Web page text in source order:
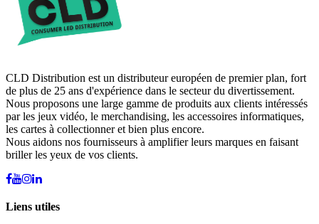
CLD Distribution est un distributeur européen de premier plan, fort
de plus de 25 ans d'expérience dans le secteur du divertissement.
Nous proposons une large gamme de produits aux clients intéressés
par les jeux vidéo, le merchandising, les accessoires informatiques,
les cartes à collectionner et bien plus encore.
Nous aidons nos fournisseurs à amplifier leurs marques en faisant
briller les yeux de vos clients.
Liens utiles